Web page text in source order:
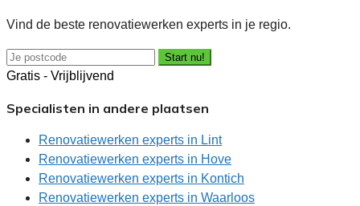
Vind de beste renovatiewerken experts in je regio.
Start nu!
Gratis - Vrijblijvend
Specialisten in andere plaatsen
Renovatiewerken experts in Lint
Renovatiewerken experts in Hove
Renovatiewerken experts in Kontich
Renovatiewerken experts in Waarloos